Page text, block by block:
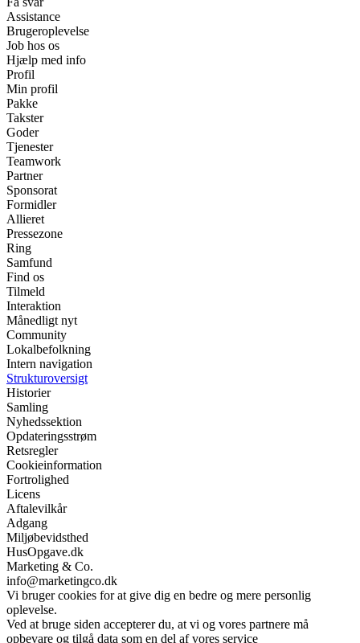
Assistance
Brugeroplevelse
Job hos os
Hjælp med info
Profil
Min profil
Pakke
Takster
Goder
Tjenester
Teamwork
Partner
Sponsorat
Formidler
Allieret
Pressezone
Ring
Samfund
Find os
Tilmeld
Interaktion
Månedligt nyt
Community
Lokalbefolkning
Intern navigation
Strukturoversigt
Historier
Samling
Nyhedssektion
Opdateringsstrøm
Retsregler
Cookieinformation
Fortrolighed
Licens
Aftalevilkår
Adgang
Miljøbevidsthed
HusOpgave.dk
Marketing & Co.
info@marketingco.dk
Vi bruger cookies for at give dig en bedre og mere personlig
oplevelse.
Ved at bruge siden accepterer du, at vi og vores partnere må
opbevare og tilgå data som en del af vores service